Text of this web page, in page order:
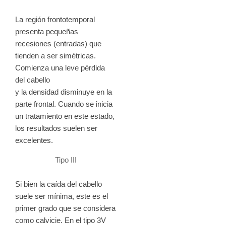
La región frontotemporal
presenta pequeñas
recesiones (entradas) que
tienden a ser simétricas.
Comienza una leve pérdida
del cabello
y la densidad disminuye en la
parte frontal. Cuando se inicia
un tratamiento en este estado,
los resultados suelen ser
excelentes.
Tipo III
Si bien la caída del cabello
suele ser mínima, este es el
primer grado que se considera
como calvicie. En el tipo 3V